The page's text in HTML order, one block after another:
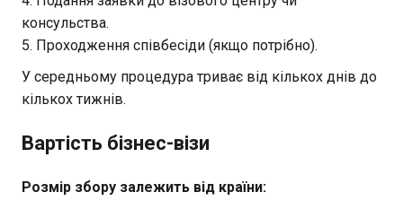
консульства.
Проходження співбесіди (якщо потрібно).
У середньому процедура триває від кількох днів до
кількох тижнів.
Вартість бізнес-візи
Розмір збору залежить від країни: